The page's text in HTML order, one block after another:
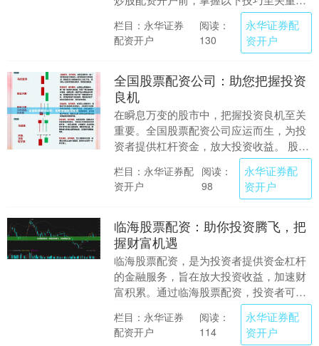
要： **1. 选择正规平台** 选择持有合法牌
照、信誉....
栏目：永华证券
配资开户
阅读：
130
永华证券配
资开户
全国股票配资公司：助您把握投资
良机
在瞬息万变的股市中，把握投资良机至关
重要。全国股票配资公司应运而生，为投
资者提供杠杆资金，放大投资收益。 股票
配资是指投资者以自有资金作为保证金，
向配资公司借入....
栏目：永华证券配
资开户
阅读：
98
永华证券配
资开户
临海股票配资：助你投资腾飞，把
握财富机遇
临海股票配资，是为投资者提供资金杠杆
的金融服务，旨在放大投资收益，加速财
富积累。通过临海股票配资，投资者可以
以较小的自有资金撬动更大的资金，从而
提升投资效率，把....
栏目：永华证券
配资开户
阅读：
114
永华证券配
资开户